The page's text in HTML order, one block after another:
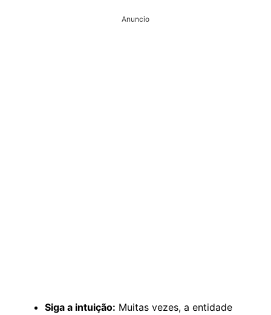
Anuncio
Siga a intuição: Muitas vezes, a entidade